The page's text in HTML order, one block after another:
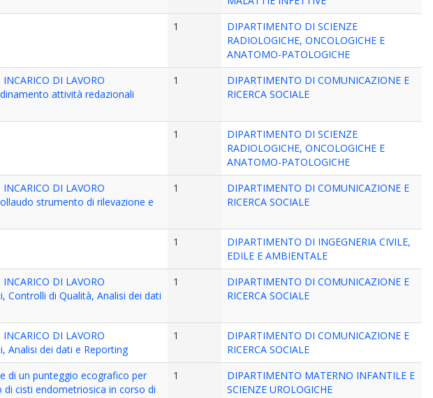
1
DIPARTIMENTO DI SCIENZE
RADIOLOGICHE, ONCOLOGICHE E
ANATOMO-PATOLOGICHE
DI LAVORO
attività redazionali
1
DIPARTIMENTO DI COMUNICAZIONE E
RICERCA SOCIALE
1
DIPARTIMENTO DI SCIENZE
RADIOLOGICHE, ONCOLOGICHE E
ANATOMO-PATOLOGICHE
DI LAVORO
strumento di rilevazione e
1
DIPARTIMENTO DI COMUNICAZIONE E
RICERCA SOCIALE
1
DIPARTIMENTO DI INGEGNERIA CIVILE,
EDILE E AMBIENTALE
DI LAVORO
Controlli di Qualità, Analisi dei dati
1
DIPARTIMENTO DI COMUNICAZIONE E
RICERCA SOCIALE
DI LAVORO
Analisi dei dati e Reporting
1
DIPARTIMENTO DI COMUNICAZIONE E
RICERCA SOCIALE
di un punteggio ecografico per
di cisti endometriosica in corso di
1
DIPARTIMENTO MATERNO INFANTILE E
SCIENZE UROLOGICHE